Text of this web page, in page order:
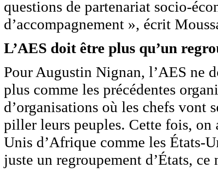
questions de partenariat socio-
d’accompagnement », écrit
L’AES doit être plus qu’un
Pour Augustin Nignan, l’AES ne
plus comme les précédentes
d’organisations où les chefs vont
piller leurs peuples. Cette fois, on
Unis d’Afrique comme les États-
juste un regroupement d’États,